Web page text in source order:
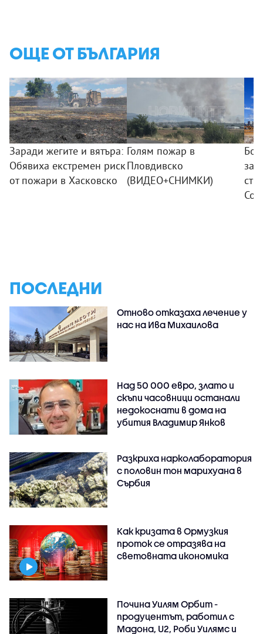
ОЩЕ ОТ БЪЛГАРИЯ
Заради жегите и вятъра:
Обявиха екстремен риск
от пожари в Хасковско
Голям пожар в
Пловдивско
(ВИДЕО+СНИМКИ)
ПОСЛЕДНИ
Отново отказаха лечение у
нас на Ива Михаилова
Над 50 000 евро, злато и
скъпи часовници останали
недокоснати в дома на
убития Владимир Янков
Разкриха нарколаборатория
с половин тон марихуана в
Сърбия
Как кризата в Ормузкия
проток се отразява на
световната икономика
Почина Уилям Орбит -
продуцентът, работил с
Мадона, U2, Роби Уилямс и